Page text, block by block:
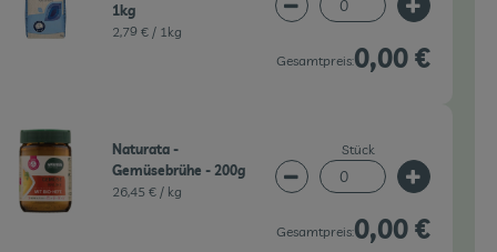
ändern
1kg
2,79 € / 1kg
Artikelanzahl verringern
Gesamtpreis:0,00 €
ändern
Naturata -
Gemüsebrühe - 200g
26,45 € / kg
Stück
Artikelanzahl verringern
Gesamtpreis:0,00 €